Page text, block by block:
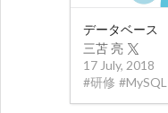
データベース
三苫 亮
17 July, 2018
#研修 #MySQL